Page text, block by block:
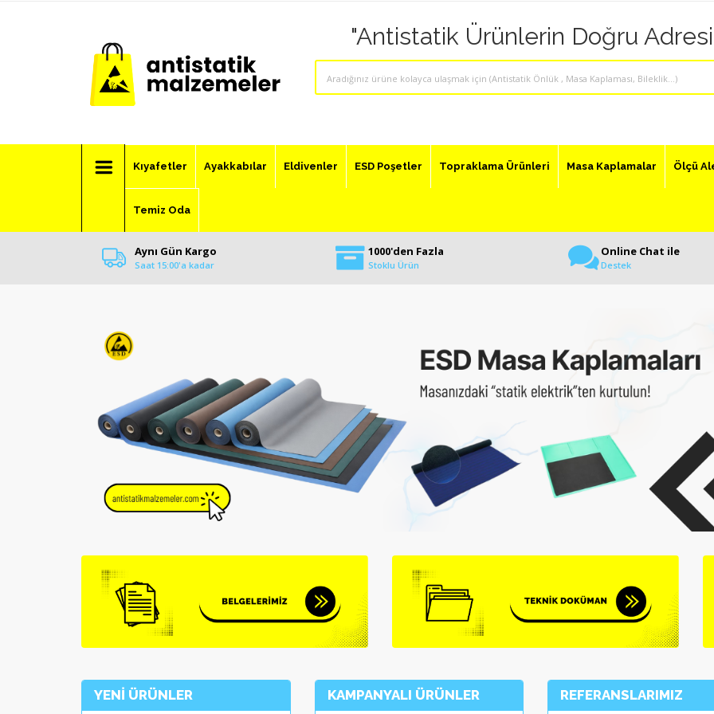
"Antistatik Ürünlerin Doğru
Kıyafetler Ayakkabılar Eldivenler ESD Poşetler Topraklama Ürünleri Masa Kaplamalar Ölçü
Temiz Oda
Aynı Gün Kargo
Saat 15:00'a kadar
1000'den Fazla
Stoklu Ürün
Online Chat ile
Destek
YENİ ÜRÜNLER KAMPANYALI ÜRÜNLER REFERANSLARIMIZ